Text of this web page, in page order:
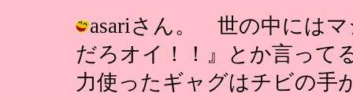
asariさん。 世の中にはマ
だろオイ！！』とか言っ
力使ったギャグはチビの手